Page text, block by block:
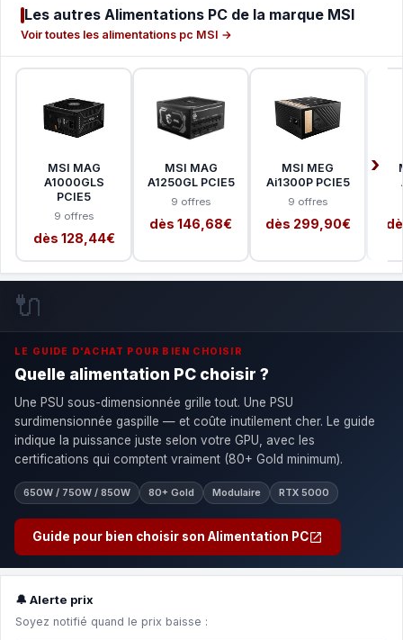
Les autres Alimentations PC de la marque MSI
Voir toutes les alimentations pc MSI →
MSI MAG
A1000GLS
PCIE5
9 offres
dès 128,44€
MSI MAG
A1250GL PCIE5
9 offres
dès 146,68€
MSI MEG
Ai1300P PCIE5
9 offres
dès 299,90€
🔌
LE GUIDE D'ACHAT POUR BIEN CHOISIR
Quelle alimentation PC choisir ?
Une PSU sous-dimensionnée grille tout. Une PSU
surdimensionnée gaspille — et coûte inutilement cher. Le guide
indique la puissance juste selon votre GPU, avec les
certifications qui comptent vraiment (80+ Gold minimum).
650W / 750W / 850W 80+ Gold Modulaire RTX 5000
Guide pour bien choisir son Alimentation PC
🔔 Alerte prix
Soyez notifié quand le prix baisse :